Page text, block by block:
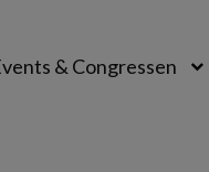
& Congressen